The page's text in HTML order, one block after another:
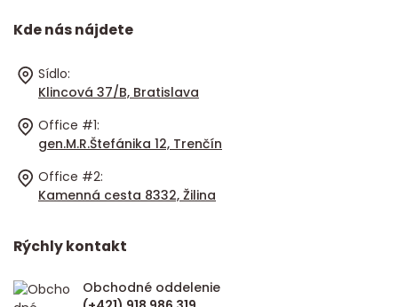
Kde nás nájdete
Sídlo:
Klincová 37/B, Bratislava
Office #1:
gen.M.R.Štefánika 12, Trenčín
Office #2:
Kamenná cesta 8332, Žilina
Rýchly kontakt
Obchodné oddelenie